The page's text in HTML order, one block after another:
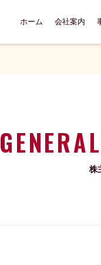
ホーム 会社案内
株